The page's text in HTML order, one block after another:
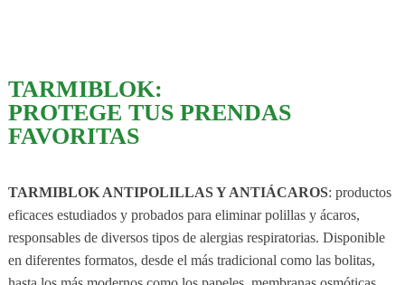
TARMIBLOK:
PROTEGE TUS PRENDAS
FAVORITAS
TARMIBLOK ANTIPOLILLAS Y ANTIÁCAROS: productos
eficaces estudiados y probados para eliminar polillas y ácaros,
responsables de diversos tipos de alergias respiratorias. Disponible
en diferentes formatos, desde el más tradicional como las bolitas,